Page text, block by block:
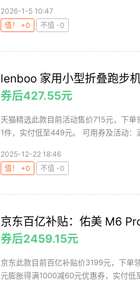
2026-1-5 10:47
值！ +0
不值 -0
lenboo 家用小型折叠跑步
券后427.55元
天猫精选此款目前活动售价715元，下
1件，实付低至449元。 可用券及活动：
2025-12-22 18:46
值！ +0
不值 -0
京东百亿补贴：佑美 M6
券后2459.15元
京东此款目前百亿补贴价3199元，下
元膨胀得满1000减60元优惠券，实付低